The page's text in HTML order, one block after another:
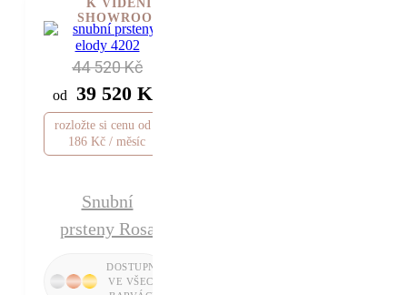
44 520 Kč
od 39 520 Kč
rozložte si cenu od 1
186 Kč / měsíc
Snubní
prsteny Rosa
K VIDĚNÍ V
SHOWROOMU